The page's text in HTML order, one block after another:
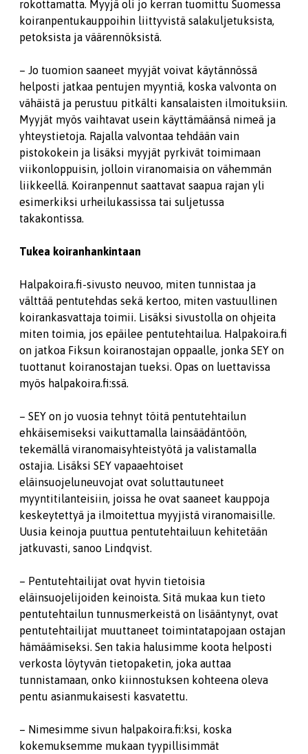
rokottamatta. Myyjä oli jo kerran tuomittu Suomessa
koiranpentukauppoihin liittyvistä salakuljetuksista,
petoksista ja väärennöksistä.
– Jo tuomion saaneet myyjät voivat käytännössä
helposti jatkaa pentujen myyntiä, koska valvonta on
vähäistä ja perustuu pitkälti kansalaisten ilmoituksiin.
Myyjät myös vaihtavat usein käyttämäänsä nimeä ja
yhteystietoja. Rajalla valvontaa tehdään vain
pistokokein ja lisäksi myyjät pyrkivät toimimaan
viikonloppuisin, jolloin viranomaisia on vähemmän
liikkeellä. Koiranpennut saattavat saapua rajan yli
esimerkiksi urheilukassissa tai suljetussa
takakontissa.
Tukea koiranhankintaan
Halpakoira.fi-sivusto neuvoo, miten tunnistaa ja
välttää pentutehdas sekä kertoo, miten vastuullinen
koirankasvattaja toimii. Lisäksi sivustolla on ohjeita
miten toimia, jos epäilee pentutehtailua. Halpakoira.fi
on jatkoa Fiksun koiranostajan oppaalle, jonka SEY on
tuottanut koiranostajan tueksi. Opas on luettavissa
myös halpakoira.fi:ssä.
– SEY on jo vuosia tehnyt töitä pentutehtailun
ehkäisemiseksi vaikuttamalla lainsäädäntöön,
tekemällä viranomaisyhteistyötä ja valistamalla
ostajia. Lisäksi SEY vapaaehtoiset
eläinsuojeluneuvojat ovat soluttautuneet
myyntitilanteisiin, joissa he ovat saaneet kauppoja
keskeytettyä ja ilmoitettua myyjistä viranomaisille.
Uusia keinoja puuttua pentutehtailuun kehitetään
jatkuvasti, sanoo Lindqvist.
– Pentutehtailijat ovat hyvin tietoisia
eläinsuojelijoiden keinoista. Sitä mukaa kun tieto
pentutehtailun tunnusmerkeistä on lisääntynyt, ovat
pentutehtailijat muuttaneet toimintatapojaan ostajan
hämäämiseksi. Sen takia halusimme koota helposti
verkosta löytyvän tietopaketin, joka auttaa
tunnistamaan, onko kiinnostuksen kohteena oleva
pentu asianmukaisesti kasvatettu.
– Nimesimme sivun halpakoira.fi:ksi, koska
kokemuksemme mukaan tyypillisimmät